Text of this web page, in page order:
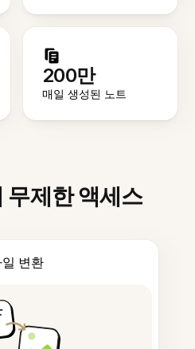
200만
매일 생성된 노트
무제한 액세스
일 변환